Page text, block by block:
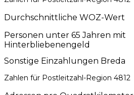
Durchschnittliche WOZ-Wert
Personen unter 65 Jahren mit
Hinterbliebenengeld
Sonstige Einzahlungen Breda
Zahlen für Postleitzahl-Region 4812